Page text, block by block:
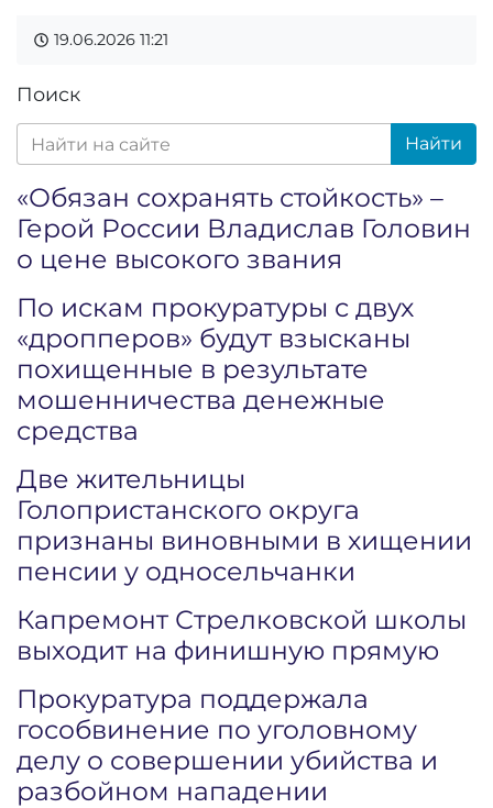
19.06.2026 11:21
Поиск
Найти
«Обязан сохранять стойкость» –
Герой России Владислав Головин
о цене высокого звания
По искам прокуратуры с двух
«дропперов» будут взысканы
похищенные в результате
мошенничества денежные
средства
Две жительницы
Голопристанского округа
признаны виновными в хищении
пенсии у односельчанки
Капремонт Стрелковской школы
выходит на финишную прямую
Прокуратура поддержала
гособвинение по уголовному
делу о совершении убийства и
разбойном нападении